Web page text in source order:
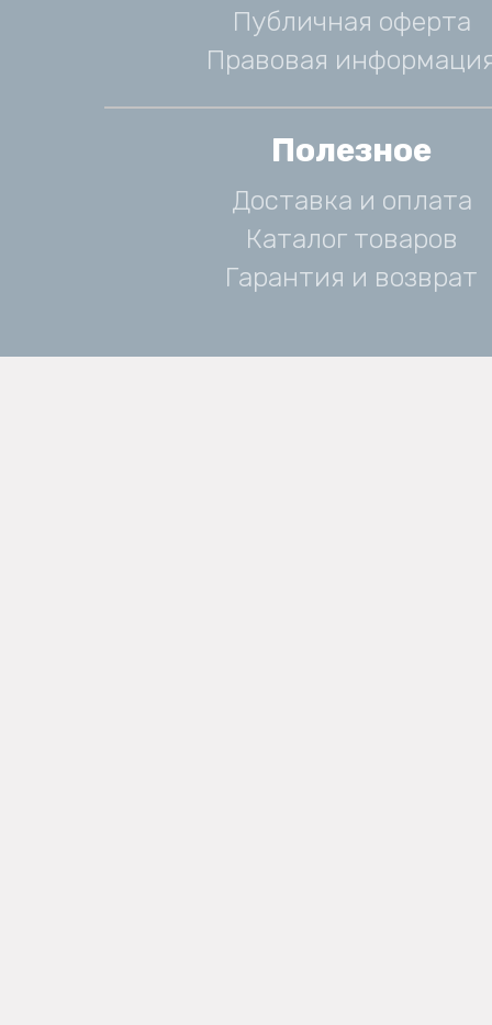
Публичная оферта
Правовая
Полезное
Доставка и оплата
Каталог товаров
Гарантия и возврат